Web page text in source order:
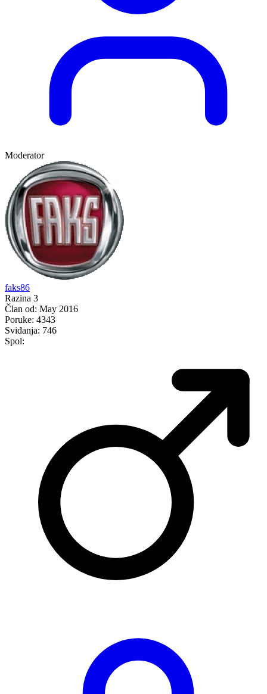
Moderator
faks86
Razina 3
Član od: May 2016
Poruke: 4343
Sviđanja: 746
Spol: